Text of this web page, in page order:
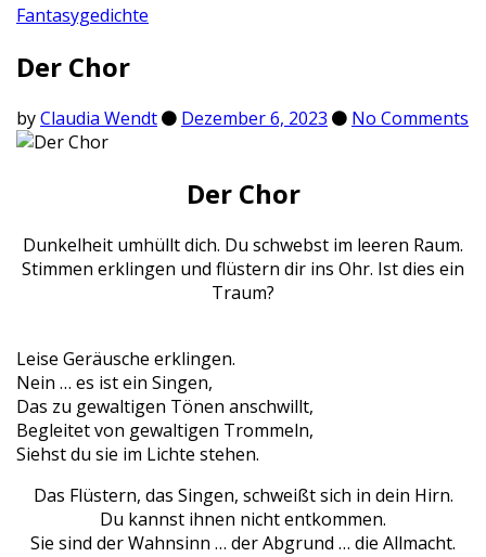
Fantasygedichte
Der Chor
byClaudia Wendt Dezember 6, 2023 No Comments
Der Chor
Dunkelheit umhüllt dich. Du schwebst im leeren Raum.
Stimmen erklingen und flüstern dir ins Ohr. Ist dies ein
Traum?
Leise Geräusche erklingen.
Nein … es ist ein Singen,
Das zu gewaltigen Tönen anschwillt,
Begleitet von gewaltigen Trommeln,
Siehst du sie im Lichte stehen.
Das Flüstern, das Singen, schweißt sich in dein Hirn.
Du kannst ihnen nicht entkommen.
Sie sind der Wahnsinn … der Abgrund … die Allmacht.